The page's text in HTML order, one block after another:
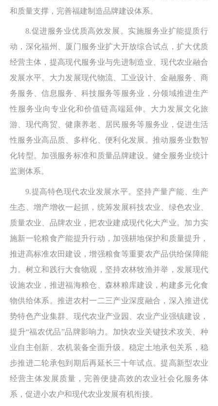
和质量支撑，完善福建制造品牌建设体系。
8.促进服务业优质高效发展。实施服务业扩能提质行
动，深化福州、厦门服务业扩大开放综合试点，扩大优质
经营主体，提高现代服务业与先进制造业、现代农业融合
发展水平。大力发展现代物流、工业设计、金融服务、商
务服务、信息服务、科技服务等服务业，分领域推进生产
性服务业向专业化和价值链高端延伸。大力发展文化旅
游、现代商贸、健康养老、居民服务等服务业，促进生活
性服务业高品质、多样化、便利化发展。推动服务业数智
化转型。加强服务标准和质量品牌建设。健全服务业统计
监测体系。
9.提高特色现代农业发展水平。坚持产量产能、生产
生态、增产增收一起抓，统筹发展科技农业、绿色农业、
质量农业、品牌农业，把农业建成现代化大产业。加力实
施新一轮粮食产能提升行动，加强耕地保护和质量提升，
推进高标准农田建设，增强粮食等重要农产品供给保障能
力。树立和践行大食物观，坚持农林牧渔并举，发展现代
设施农业，推进福海粮仓、森林粮库建设，构建多元化食
物供给体系。推进农村一二三产业深度融合，深入推进优
势特色产业集群、现代农业产业园、农业产业强镇建设，
提升“福农优品”品牌影响力。加快农业关键技术攻关、种
业自主创新、农机装备全面升级。稳定土地承包关系，稳
步推进二轮承包到期后再延长三十年试点。提高新型农业
经营主体发展质量，完善便捷高效的农业社会化服务体
系，促进小农户和现代农业发展有机衔接。